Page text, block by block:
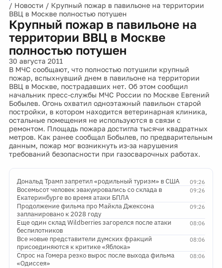
/ Новости / Крупный пожар в павильоне на территории
ВВЦ в Москве полностью потушен
Крупный пожар в павильоне на
территории ВВЦ в Москве
полностью потушен
30 августа 2011
В МЧС сообщают, что полностью потушили крупный
пожар, вспыхнувший днем в павильоне на территории
ВВЦ в Москве, пострадавших нет. Об этом сообщил
начальник пресс-службы МЧС России по Москве Евгений
Бобылев. Огонь охватил одноэтажный павильон старой
постройки, в котором находится ветеринарная клиника,
остальные помещения не используются в связи с
ремонтом. Площадь пожара достигла тысячи квадратных
метров. Как ранее сообщал Бобылев, по предварительным
данным, пожар мог возникнуть из-за нарушения
требований безопасности при газосварочных работах.
09:26
Дональд Трамп запретил «родильный туризм» в США
09:26
Восемьсот человек эвакуировались со склада в
Екатеринбурге во время атаки БПЛА
09:26
Продолжение фильма про Майкла Джексона
запланировано к 2028 году
08:06
Еще один склад Wildberries загорелся после атаки
беспилотников
08:06
Все новые представители думских фракций
присоединяются к критике «Яблока»
08:06
Спрос на Гомера резко вырос после выхода фильма
«Одиссея»